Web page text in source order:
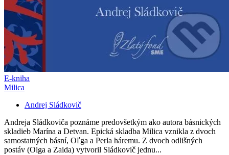
E-kniha
Milica
Andrej Sládkovič
Andreja Sládkoviča poznáme predovšetkým ako autora básnických
skladieb Marína a Detvan. Epická skladba Milica vznikla z dvoch
samostatných básní, Oľga a Perla háremu. Z dvoch odlišných
postáv (Olga a Zaida) vytvoril Sládkovič jednu...